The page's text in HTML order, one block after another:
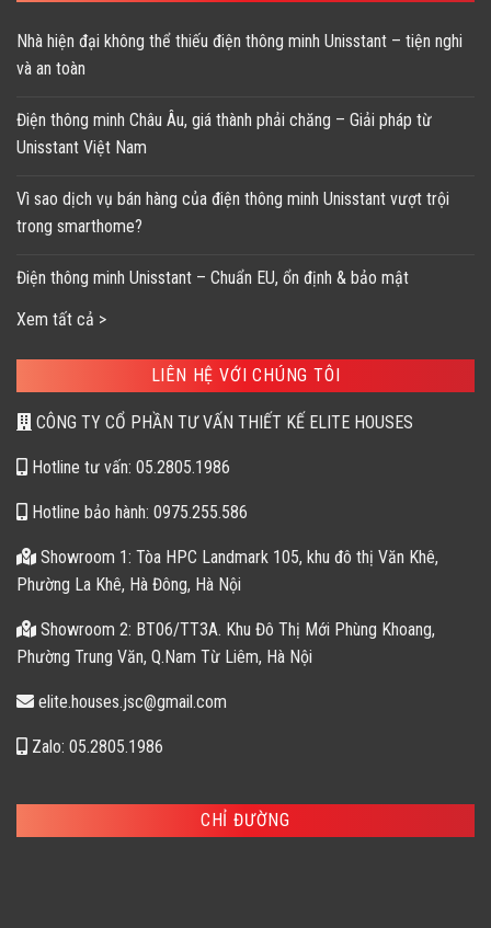
Nhà hiện đại không thể thiếu điện thông minh Unisstant – tiện nghi
và an toàn
Điện thông minh Châu Âu, giá thành phải chăng – Giải pháp từ
Unisstant Việt Nam
Vì sao dịch vụ bán hàng của điện thông minh Unisstant vượt trội
trong smarthome?
Điện thông minh Unisstant – Chuẩn EU, ổn định & bảo mật
Xem tất cả >
LIÊN HỆ VỚI CHÚNG TÔI
CÔNG TY CỔ PHẦN TƯ VẤN THIẾT KẾ ELITE HOUSES
Hotline tư vấn: 05.2805.1986
Hotline bảo hành: 0975.255.586
Showroom 1: Tòa HPC Landmark 105, khu đô thị Văn Khê,
Phường La Khê, Hà Đông, Hà Nội
Showroom 2: BT06/TT3A. Khu Đô Thị Mới Phùng Khoang,
Phường Trung Văn, Q.Nam Từ Liêm, Hà Nội
elite.houses.jsc@gmail.com
Zalo: 05.2805.1986
CHỈ ĐƯỜNG